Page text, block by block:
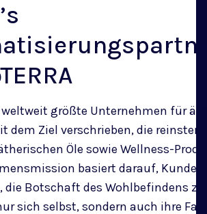
weltweit größte Unternehmen für
dem Ziel verschrieben, die reinsten
Öle sowie Wellness-
basiert darauf,
die Botschaft des Wohlbefindens
sich selbst, sondern auch ihre